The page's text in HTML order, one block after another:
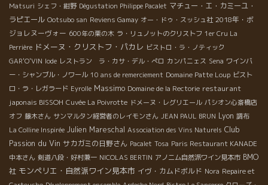
Matsuri シェフ・紺野 Dégustation Philippe Pacalet マチュー・エ・カミーユ・
ラピエール Ootsubo san Reviens Gamay オー・ドゥ・スッシュ社 2018年・ボ
ジョレヌーヴォー 600年の栗の木 ラ・リュノットのクリストフ 1er Cru La
Perrière ドメーヌ・クリストフ・パカレ ビストロ・ラ・ノティック
GAR'O'VIN Iode レストラン ラ・カサ・デル・ぺロ カンパニェス Sena ワインバ
ー・シャンブル・ノワール 10 ans de remerciement Domaine Patte Loup ビスト
ロ・ラ・レガラード Eyrolle Massimo Domaine de la Rectorie restaurant
japonais BISSOH Cuvée La Poivrotte ドメーヌ・レグリエール パシオン心斎橋店
オフ 藤木さん サンマルタン経営者のレイモンさん JEAN PAUL BRUN Lyon 調布
La Colline Inspirée Julien Mareschal Association des Vins Naturels Club
Passion du Vin サカガミの日野さん Pacalet Tosa Paris Restaurant KANADE
中本さん 剣道八段・好村兼一 NICOLAS BERTIN アノニム自然派ワイン見本市 BMO
社 モンペリエ・自然派ワイン見本市 イヴ・カムドボルド Nora Repaire et